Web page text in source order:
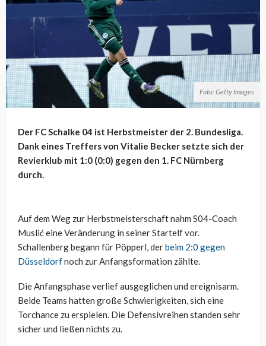
Foto: Getty Images
Der FC Schalke 04 ist Herbstmeister der 2. Bundesliga.
Dank eines Treffers von Vitalie Becker setzte sich der
Revierklub mit 1:0 (0:0) gegen den 1. FC Nürnberg
durch.
Auf dem Weg zur Herbstmeisterschaft nahm S04-Coach
Muslić eine Veränderung in seiner Startelf vor.
Schallenberg begann für Pöpperl, derbeim 2:0 gegen
Düsseldorfnoch zur Anfangsformation zählte.
Die Anfangsphase verlief ausgeglichen und ereignisarm.
Beide Teams hatten große Schwierigkeiten, sich eine
Torchance zu erspielen. Die Defensivreihen standen sehr
sicher und ließen nichts zu.